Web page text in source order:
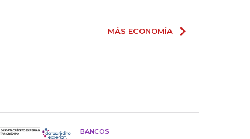
MÁS ECONOMÍA
BANCOS